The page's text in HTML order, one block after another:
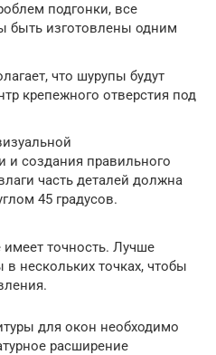
подгонки, все
быть изготовлены одним
что шурупы будут
крепежного отверстия под
и создания правильного
часть деталей должна
45 градусов.
точность. Лучше
нескольких точках, чтобы
для окон необходимо
расширение